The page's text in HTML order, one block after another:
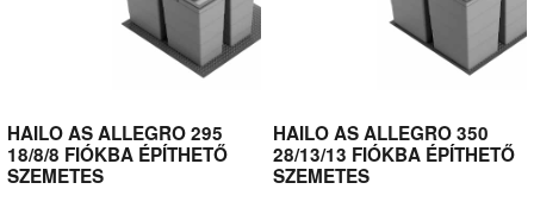
HAILO AS ALLEGRO 295
18/8/8 FIÓKBA ÉPÍTHETŐ
SZEMETES
HAILO AS ALLEGRO 350
28/13/13 FIÓKBA ÉPÍTHETŐ
SZEMETES